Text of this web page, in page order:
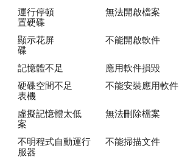
運行停頓
無法開啟檔案
置硬碟
顯示花屏
不能開啟軟件
碟
記憶體不足
應用軟件損毀
硬碟空間不足
不能安裝應用軟件
表機
虛擬記憶體太低
無法刪除檔案
案
不明程式自動運行
不能掃描文件
服器